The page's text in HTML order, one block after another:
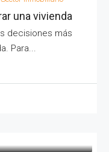
una vivienda
decisiones más
Para...